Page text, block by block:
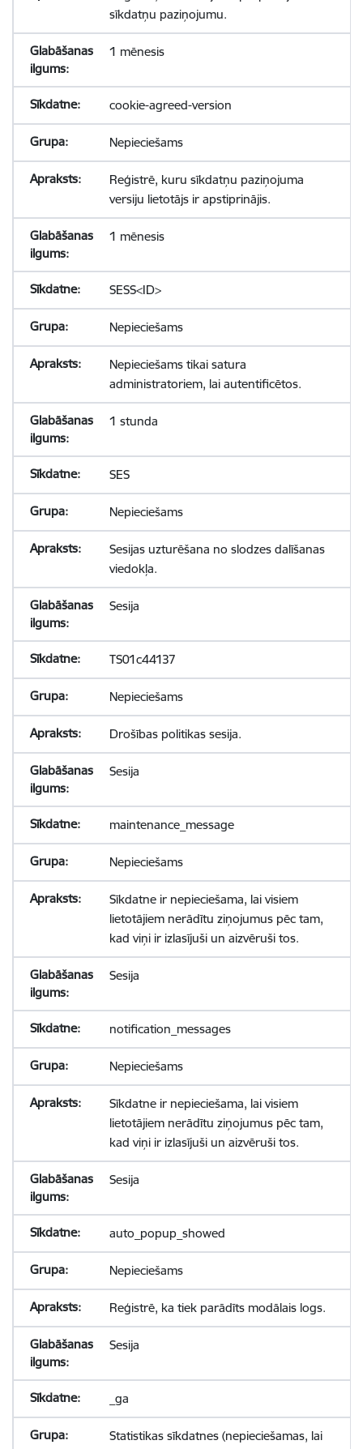
sīkdatņu paziņojumu.
1 mēnesis
cookie-agreed-version
Nepieciešams
Reģistrē, kuru sīkdatņu paziņojuma
versiju lietotājs ir apstiprinājis.
1 mēnesis
SESS<ID>
Nepieciešams
Nepieciešams tikai satura
administratoriem, lai autentificētos.
1 stunda
SES
Nepieciešams
Sesijas uzturēšana no slodzes dalīšanas
viedokļa.
Sesija
TS01c44137
Nepieciešams
Drošības politikas sesija.
Sesija
maintenance_message
Nepieciešams
Sīkdatne ir nepieciešama, lai visiem
lietotājiem nerādītu ziņojumus pēc tam,
kad viņi ir izlasījuši un aizvēruši tos.
Sesija
notification_messages
Nepieciešams
Sīkdatne ir nepieciešama, lai visiem
lietotājiem nerādītu ziņojumus pēc tam,
kad viņi ir izlasījuši un aizvēruši tos.
Sesija
auto_popup_showed
Nepieciešams
Reģistrē, ka tiek parādīts modālais logs.
Sesija
_ga
Statistikas sīkdatnes (nepieciešamas, lai